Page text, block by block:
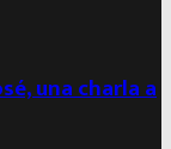
una charla a